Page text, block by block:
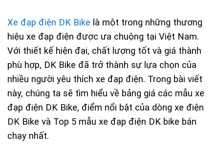
Xe đạp điện DK Bike là một trong những thương
hiệu xe đạp điện được ưa chuộng tại Việt Nam.
Với thiết kế hiện đại, chất lượng tốt và giá thành
phù hợp, DK Bike đã trở thành sự lựa chọn của
nhiều người yêu thích xe đạp điện. Trong bài viết
này, chúng ta sẽ tìm hiểu về bảng giá các mẫu xe
đạp điện DK Bike, điểm nổi bật của dòng xe điện
DK Bike và Top 5 mẫu xe đạp điện DK bike bán
chạy nhất.